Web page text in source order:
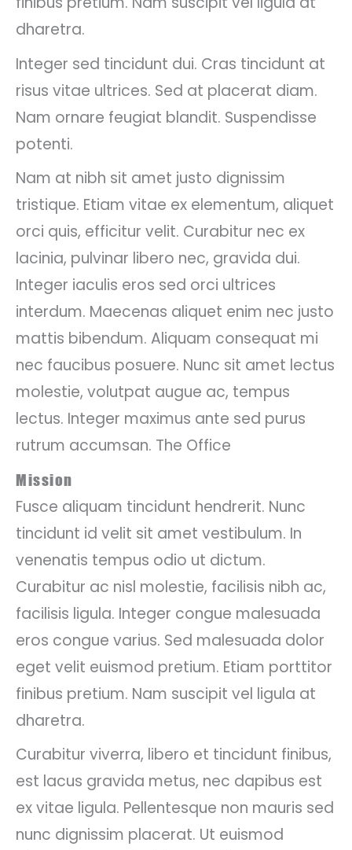
dharetra.
Integer sed tincidunt dui. Cras tincidunt at
risus vitae ultrices. Sed at placerat diam.
Nam ornare feugiat blandit. Suspendisse
potenti.
Nam at nibh sit amet justo dignissim
tristique. Etiam vitae ex elementum, aliquet
orci quis, efficitur velit. Curabitur nec ex
lacinia, pulvinar libero nec, gravida dui.
Integer iaculis eros sed orci ultrices
interdum. Maecenas aliquet enim nec justo
mattis bibendum. Aliquam consequat mi
nec faucibus posuere. Nunc sit amet lectus
molestie, volutpat augue ac, tempus
lectus. Integer maximus ante sed purus
rutrum accumsan. The Office
Mission
Fusce aliquam tincidunt hendrerit. Nunc
tincidunt id velit sit amet vestibulum. In
venenatis tempus odio ut dictum.
Curabitur ac nisl molestie, facilisis nibh ac,
facilisis ligula. Integer congue malesuada
eros congue varius. Sed malesuada dolor
eget velit euismod pretium. Etiam porttitor
finibus pretium. Nam suscipit vel ligula at
dharetra.
Curabitur viverra, libero et tincidunt finibus,
est lacus gravida metus, nec dapibus est
ex vitae ligula. Pellentesque non mauris sed
nunc dignissim placerat. Ut euismod